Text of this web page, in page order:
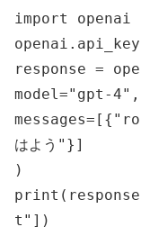
import openai
openai.api_key
response =
model="gpt-4",
はよう"}]
)
t"])